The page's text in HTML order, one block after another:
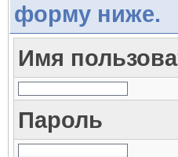
форму ниже.
Имя
Пароль